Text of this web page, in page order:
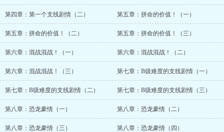
第四章：第一个支线剧情（二） 第五章：拼命的价值！（一）
第五章：拼命的价值！（二） 第五章：拼命的价值！（三）
第六章：混战混战！（一） 第六章：混战混战！（二）
第六章：混战混战！（三） 第七章：B级难度的支线剧情（一）
第七章：B级难度的支线剧情（二） 第七章：B级难度的支线剧情（三）
第八章：恐龙豪情（一） 第八章：恐龙豪情（二）
第八章：恐龙豪情（三） 第八章：恐龙豪情（四）